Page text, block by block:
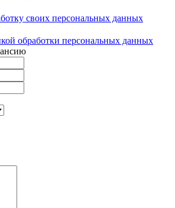
своих персональных данных
обработки персональных данных